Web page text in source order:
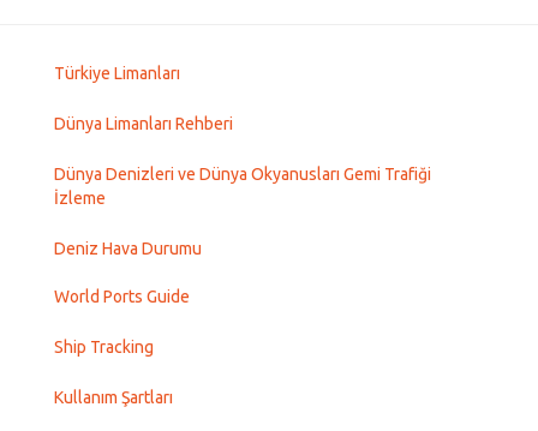
Türkiye Limanları
Dünya Limanları Rehberi
Dünya Denizleri ve Dünya Okyanusları Gemi Trafiği
İzleme
Deniz Hava Durumu
World Ports Guide
Ship Tracking
Kullanım Şartları